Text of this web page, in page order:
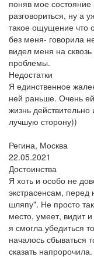
поняв мое
разговориться, ну а
такое ощущение что
без меня- говорила
видел меня на
проблемы.
Недостатки
Я единственное
ней раньше. Очень
жизнь
лучшую сторону))
Регина, Москва
22.05.2021
Достоинства
Я хоть и особо не
экстрасенсам,
шляпу". Не просто
место, умеет, видит
я смогла убедиться
началось сбываться
сказать напророчила.